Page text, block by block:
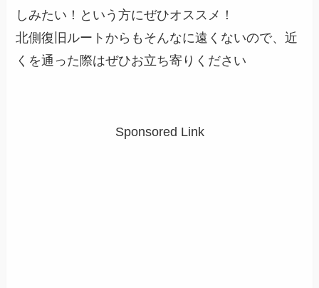
しみたい！という方にぜひオススメ！
北側復旧ルート からもそんなに遠くないので、近
くを通った際はぜひお立ち寄りください
Sponsored Link